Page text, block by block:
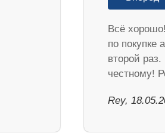
Всё
по покупке
второй
честному!
Rey,